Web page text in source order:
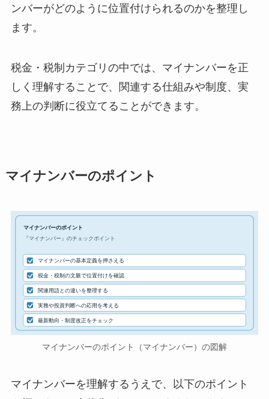
ンバーがどのように位置付けられるのかを整理し
ます。
税金・税制カテゴリの中では、マイナンバーを正
しく理解することで、関連する仕組みや制度、実
務上の判断に役立てることができます。
マイナンバーのポイント
マイナンバーのポイント
『マイナンバー』のチェックポイント
マイナンバーの基本定義を押さえる
税金・税制の文脈で位置付けを確認
関連用語との違いを整理する
実務や投資判断への応用を考える
最新動向・制度改正をチェック
マイナンバーのポイント（マイナンバー）の図解
マイナンバーを理解するうえで、以下のポイント